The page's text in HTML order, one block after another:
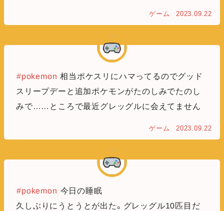
ゲーム 2023.09.22
#pokemon 相当ポケスリにハマってるのでグッド
スリープデーと追加ポケモンがたのしみでたのし
みで……ところで最近グレッグルに会えてません
ゲーム 2023.09.22
#pokemon 今日の睡眠
久しぶりにうとうとが出た。グレッグル10匹目だ